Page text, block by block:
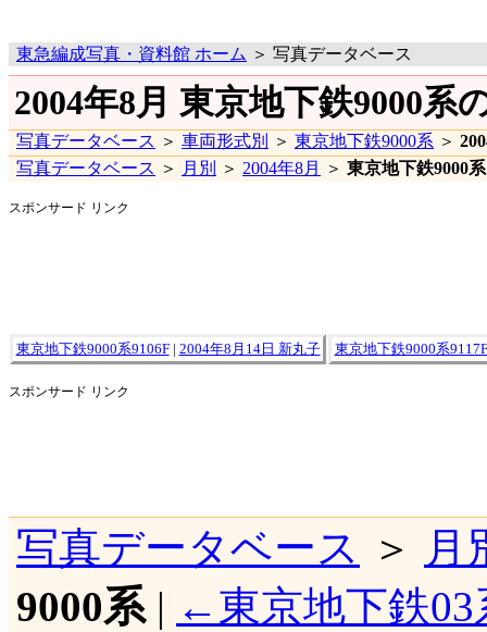
東急編成写真・資料館 ホーム ＞ 写真データベース
2004年8月 東京地下鉄9000系
写真データベース ＞ 車両形式別 ＞ 東京地下鉄9000系 ＞
写真データベース ＞ 月別 ＞ 2004年8月 ＞ 東京地下鉄9000系
スポンサード リンク
東京地下鉄9000系9106F| 2004年8月14日 新丸子 東京地下鉄9000系9117F
スポンサード リンク
写真データベース ＞
月
9000系| ←東京地下鉄03